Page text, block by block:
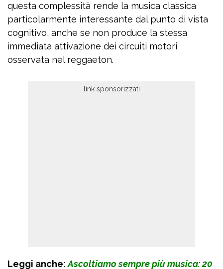
questa complessità rende la musica classica
particolarmente interessante dal punto di vista
cognitivo, anche se non produce la stessa
immediata attivazione dei circuiti motori
osservata nel reggaeton.
Leggi anche:Ascoltiamo sempre più musica: 20